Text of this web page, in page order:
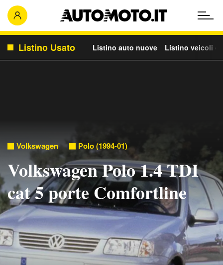
Listino Usato Listino auto nuove Listino veicoli
Volkswagen Polo (1994-01)
Volkswagen Polo 1.4 TDI
cat 5 porte Comfortline